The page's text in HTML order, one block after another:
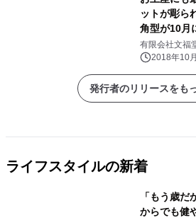
ットが彫ら
角型が10月
有限会社文福
2018年10
発行者のリリースをも
ライフスタイルの新着
「もう歳
からでも健